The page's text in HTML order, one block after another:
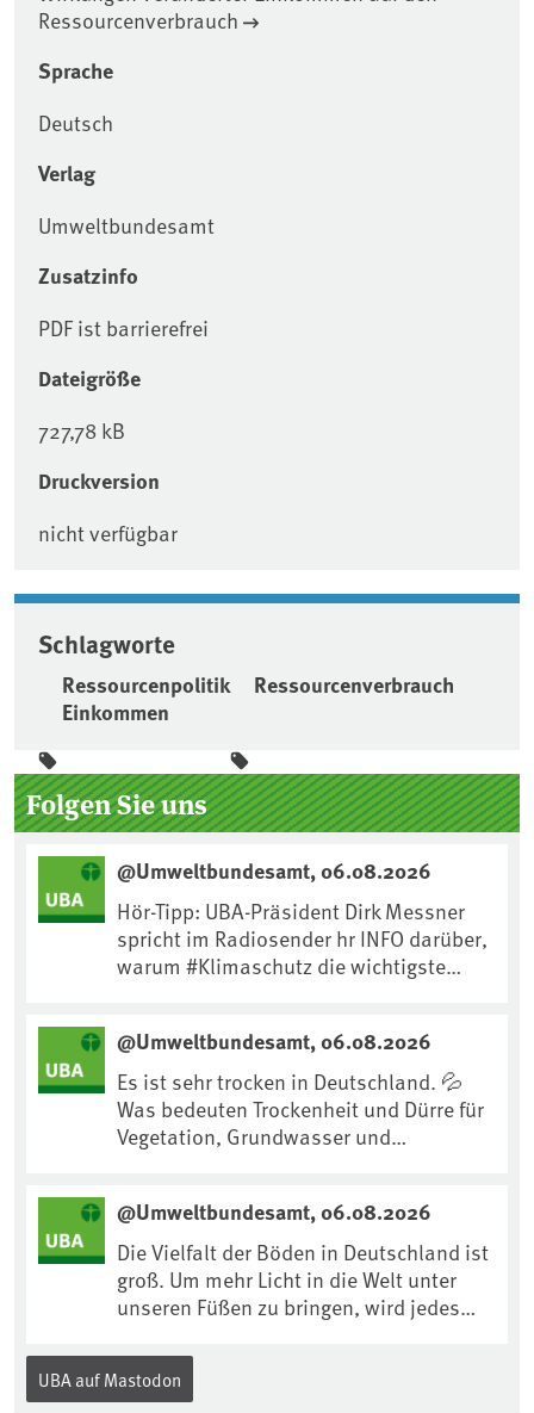
Ressourcenverbrauch
Sprache
Deutsch
Verlag
Umweltbundesamt
Zusatzinfo
PDF ist barrierefrei
Dateigröße
727,78 kB
Druckversion
nicht verfügbar
Schlagworte
Ressourcenpolitik
Ressourcenverbrauch
Einkommen
Seitenleiste
Folgen Sie uns
@Umweltbundesamt, 06.08.2026
Hör-Tipp: UBA-Präsident Dirk Messner
spricht im Radiosender hr INFO darüber,
warum #Klimaschutz die wichtigste
https://www.ardsounds.de/episode/urn
:ard:episode:0e7cf1c4b819c26d/
@Umweltbundesamt, 06.08.2026
Es ist sehr trocken in Deutschland. 💦
Was bedeuten Trockenheit und Dürre für
Vegetation, Grundwasser und
anpassen?🤔Antworten auf diese und
weitere Fragen auf unserer Webseite:
www.uba.de/trockenheit #Trockenheit
#Klimawandel
@Umweltbundesamt, 06.08.2026
Die Vielfalt der Böden in Deutschland ist
groß. Um mehr Licht in die Welt unter
unseren Füßen zu bringen, wird jedes
Internationalen Tag des Bodens, der
„Boden des Jahres“ vorgestellt. Das UBA
UBA auf Mastodon